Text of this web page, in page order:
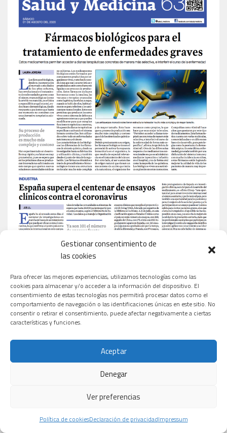
Gestionar consentimiento de
las cookies
Para ofrecer las mejores experiencias, utilizamos tecnologías como las
cookies para almacenar y/o acceder a la información del dispositivo. El
consentimiento de estas tecnologías nos permitirá procesar datos como el
comportamiento de navegación o las identificaciones únicas en este sitio. No
consentir o retirar el consentimiento, puede afectar negativamente a ciertas
características y funciones.
Aceptar
Denegar
Ver preferencias
Política de cookiesDeclaración de privacidadImpressum